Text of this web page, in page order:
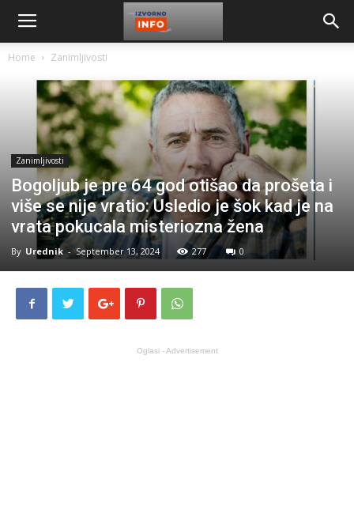
Home Zanimljivosti
Zanimljivosti
Bogoljub je pre 64 god otišao da prošeta i
više se nije vratio: Usledio je šok kad je na
vrata pokucala misteriozna žena
By Urednik - September 13, 2024 277 0
Oglasi - Advertisement